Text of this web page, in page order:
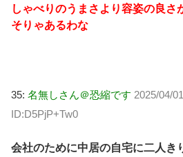
しゃべりのうまさより容姿の良さ
そりゃあるわな
35: 名無しさん＠恐縮です 2025/04/
ID:D5PjP+Tw0
会社のために中居の自宅に二人き